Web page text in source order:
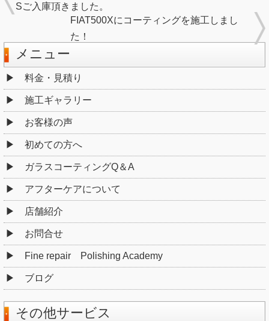
Sご入庫頂きました。
FIAT500Xにコーティングを施工しまし
た！
メニュー
料金・見積り
施工ギャラリー
お客様の声
初めての方へ
ガラスコーティングQ＆A
アフターケアについて
店舗紹介
お問合せ
Fine repair Polishing Academy
ブログ
その他サービス